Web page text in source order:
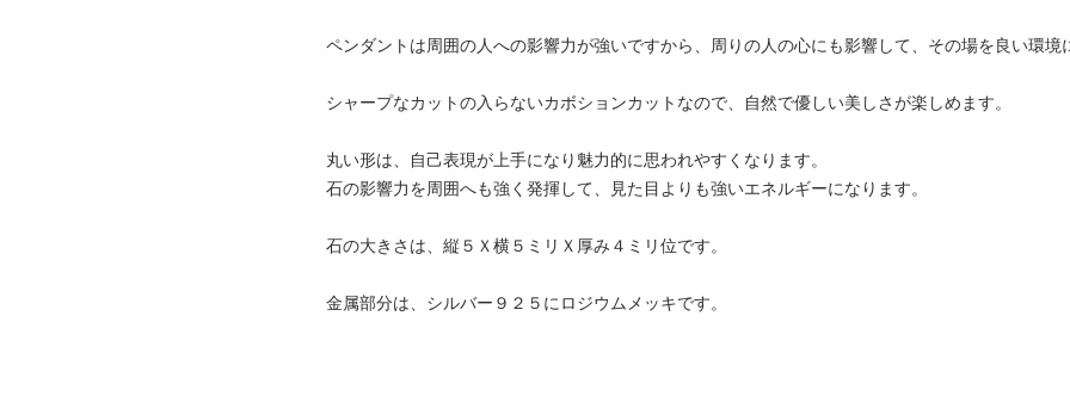
ペンダントは周囲の人への影響力が強いですから、周りの人の心にも影響して、その場を良い環境
シャープなカットの入らないカボションカットなので、自然で優しい美しさが楽しめます。
丸い形は、自己表現が上手になり魅力的に思われやすくなります。
石の影響力を周囲へも強く発揮して、見た目よりも強いエネルギーになります。
石の大きさは、縦５Ｘ横５ミリＸ厚み４ミリ位です。
金属部分は、シルバー９２５にロジウムメッキです。